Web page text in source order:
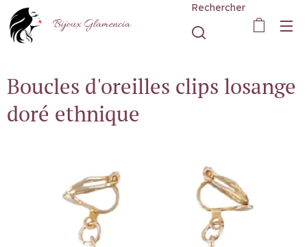
Bijoux Glamencia
Rechercher
Boucles d'oreilles clips losange
doré ethnique